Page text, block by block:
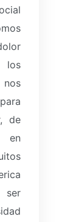
los
de
en
ser